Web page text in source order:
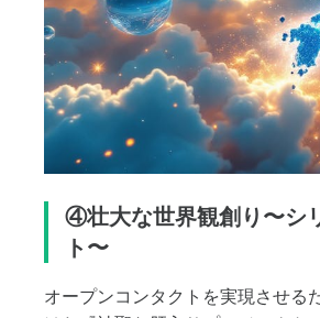
④壮大な世界観創り〜シ
ト〜
オープンコンタクトを実現させる